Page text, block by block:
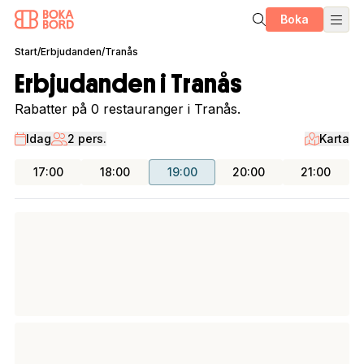
Boka
Start/Erbjudanden/Tranås
Erbjudanden i Tranås
Rabatter på 0 restauranger i Tranås.
Idag 2 pers. Karta
17:00 18:00 19:00 20:00 21:00